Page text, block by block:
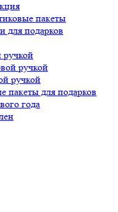
пакеты
для подарков
ручкой
ручкой
ручкой
пакеты для подарков
года